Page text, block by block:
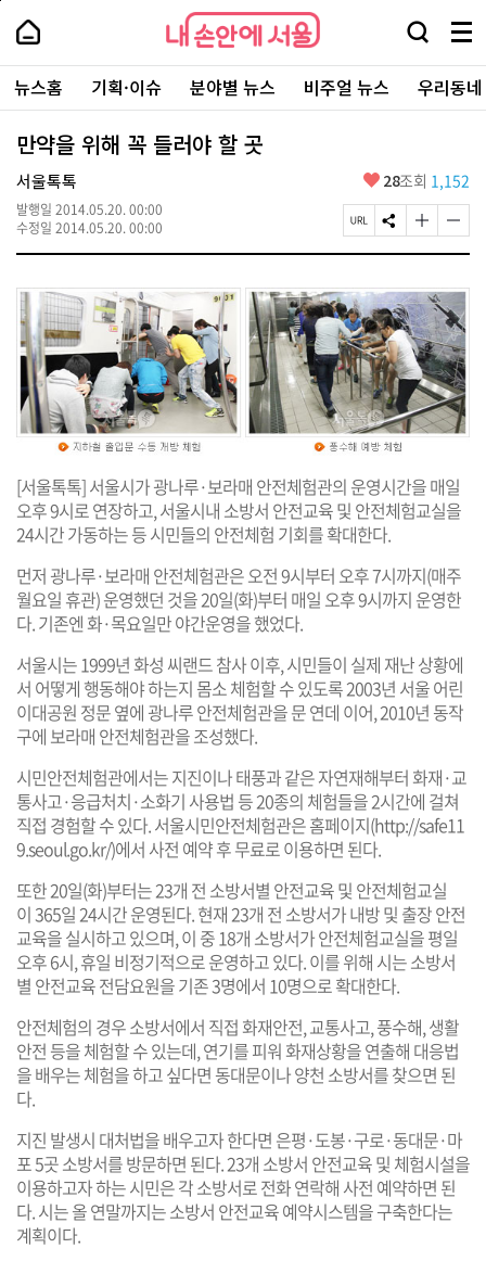
본
로
가
내
손
안
에
서
울
-
서
울
시
대
표
소
포
털
내
손
에
울
검
창
열
기
메
뉴
전
체
보
주
요
서
뉴스홈 기획·이슈 분야별 뉴스 비주얼 뉴스 우리동
만약을 위해 꼭 들러야 할 곳
서울톡톡
발행일 2014.05.20. 00:00
수정일 2014.05.20. 00:00
좋
요
28조회 1,152
페
이
U
R
L
복
사
S
N
공
유
하
기
글
자
기
크
게
변
경
하
기
글
자
기
작
게
변
경
하
기
[서울톡톡] 서울시가 광나루·보라매 안전체험관의 운영시간을 매일
오후 9시로 연장하고, 서울시내 소방서 안전교육 및 안전체험교실을
24시간 가동하는 등 시민들의 안전체험 기회를 확대한다.
먼저 광나루·보라매 안전체험관은 오전 9시부터 오후 7시까지(매주
월요일 휴관) 운영했던 것을 20일(화)부터 매일 오후 9시까지 운영한
다. 기존엔 화·목요일만 야간운영을 했었다.
서울시는 1999년 화성 씨랜드 참사 이후, 시민들이 실제 재난 상황에
서 어떻게 행동해야 하는지 몸소 체험할 수 있도록 2003년 서울 어린
이대공원 정문 옆에 광나루 안전체험관을 문 연데 이어, 2010년 동작
구에 보라매 안전체험관을 조성했다.
시민안전체험관에서는 지진이나 태풍과 같은 자연재해부터 화재·교
통사고·응급처치·소화기 사용법 등 20종의 체험들을 2시간에 걸쳐
직접 경험할 수 있다. 서울시민안전체험관은 홈페이지(http://safe11
9.seoul.go.kr/)에서 사전 예약 후 무료로 이용하면 된다.
또한 20일(화)부터는 23개 전 소방서별 안전교육 및 안전체험교실
이 365일 24시간 운영된다. 현재 23개 전 소방서가 내방 및 출장 안전
교육을 실시하고 있으며, 이 중 18개 소방서가 안전체험교실을 평일
오후 6시, 휴일 비정기적으로 운영하고 있다. 이를 위해 시는 소방서
별 안전교육 전담요원을 기존 3명에서 10명으로 확대한다.
안전체험의 경우 소방서에서 직접 화재안전, 교통사고, 풍수해, 생활
안전 등을 체험할 수 있는데, 연기를 피워 화재상황을 연출해 대응법
을 배우는 체험을 하고 싶다면 동대문이나 양천 소방서를 찾으면 된
다.
지진 발생시 대처법을 배우고자 한다면 은평·도봉·구로·동대문·마
포 5곳 소방서를 방문하면 된다. 23개 소방서 안전교육 및 체험시설을
이용하고자 하는 시민은 각 소방서로 전화 연락해 사전 예약하면 된
다. 시는 올 연말까지는 소방서 안전교육 예약시스템을 구축한다는
계획이다.
페
상
단
로